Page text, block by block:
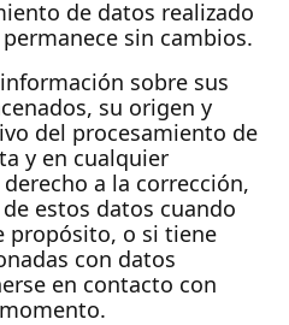
de datos realizado
sin cambios.
sobre sus
su origen y
del procesamiento de
y en cualquier
a la corrección,
estos datos cuando
propósito, o si tiene
con datos
en contacto con